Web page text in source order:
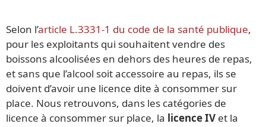
Selon l’article L.3331-1 du code de la santé publique,
pour les exploitants qui souhaitent vendre des
boissons alcoolisées en dehors des heures de repas,
et sans que l’alcool soit accessoire au repas, ils se
doivent d’avoir une licence dite à consommer sur
place. Nous retrouvons, dans les catégories de
licence à consommer sur place, la licence IV et la